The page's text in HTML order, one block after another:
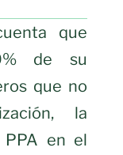
que
de su
que no
la
en el